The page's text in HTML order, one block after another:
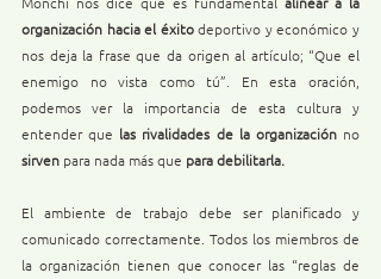
organización hacia el éxito deportivo y económico y
nos deja la frase que da origen al artículo; “Que el
enemigo no vista como tú”. En esta oración,
podemos ver la importancia de esta cultura y
entender que las rivalidades de la organización
sirven para nada más que para debilitarla.
El ambiente de trabajo debe ser planificado y
comunicado correctamente. Todos los miembros de
la organización tienen que conocer las “reglas de